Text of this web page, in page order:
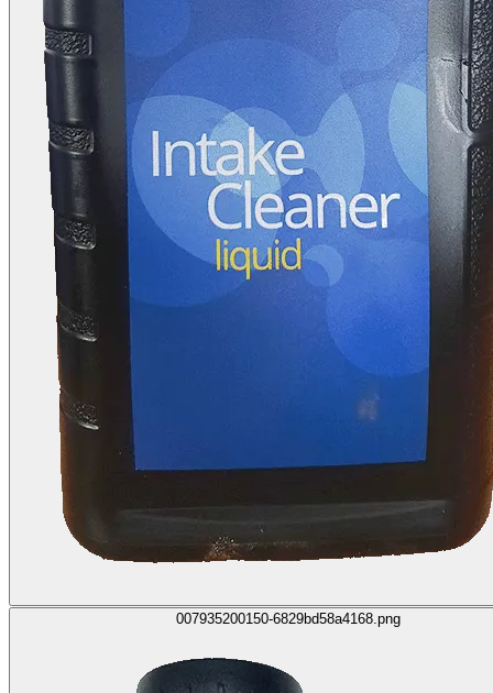
007935200150-6829bd58a4168.png